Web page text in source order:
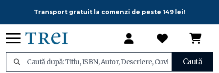
Transport gratuit la comenzi de peste 149 lei!
Caută